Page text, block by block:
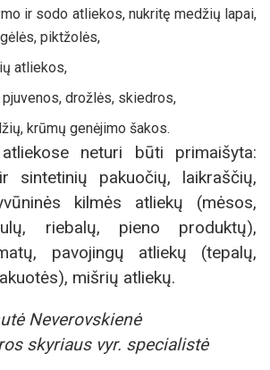
ir sodo atliekos, nukritę medžių lapai,
piktžolės,
atliekos,
drožlės, skiedros,
krūmų genėjimo šakos.
neturi būti primaišyta:
sintetinių pakuočių, laikraščių,
kilmės atliekų (mėsos,
riebalų, pieno produktų),
pavojingų atliekų (tepalų,
mišrių atliekų.
Neverovskienė
skyriaus vyr. specialistė